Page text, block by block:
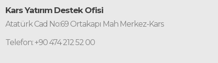
Kars Yatırım Destek Ofisi
Atatürk Cad No:69 Ortakapı Mah Merkez-Kars
Telefon: +90 474 212 52 00